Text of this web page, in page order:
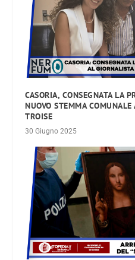
CASORIA, CONSEGNATA LA
NUOVO STEMMA
TROISE
30 Giugno 2025